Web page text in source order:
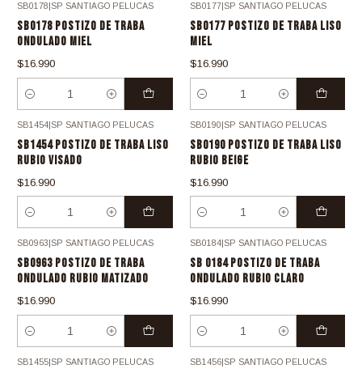
SB0178 SP SANTIAGO PELUCAS
SB0178 POSTIZO DE TRABA
ONDULADO MIEL
$16.990
Cantidad
SB0177| SP SANTIAGO PELUCAS
SB0177 POSTIZO DE TRABA LISO
MIEL
$16.990
Cantidad
SB1454|SP SANTIAGO PELUCAS
SB1454 POSTIZO DE TRABA LISO
RUBIO VISADO
$16.990
Cantidad
SB0190|SP SANTIAGO PELUCAS
SB0190 POSTIZO DE TRABA LISO
RUBIO BEIGE
$16.990
Cantidad
SB0963 SP SANTIAGO PELUCAS
SB0963 POSTIZO DE TRABA
ONDULADO RUBIO MATIZADO
$16.990
Cantidad
SB0184| SP SANTIAGO PELUCAS
SB 0184 POSTIZO DE TRABA
ONDULADO RUBIO CLARO
$16.990
Cantidad
SB1455|SP SANTIAGO PELUCAS SB1456|SP SANTIAGO PELUCAS